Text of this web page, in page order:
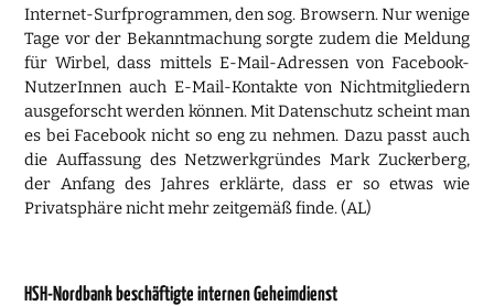
Internet-Surfprogrammen, den sog. Browsern. Nur wenige
Tage vor der Bekanntmachung sorgte zudem die Meldung
für Wirbel, dass mittels E-Mail-Adressen von Facebook-
NutzerInnen auch E-Mail-Kontakte von Nichtmitgliedern
ausgeforscht werden können. Mit Datenschutz scheint man
es bei Facebook nicht so eng zu nehmen. Dazu passt auch
die Auffassung des Netzwerkgründes Mark Zuckerberg,
der Anfang des Jahres erklärte, dass er so etwas wie
Privatsphäre nicht mehr zeitgemäß finde. (AL)
HSH-Nordbank beschäftigte internen Geheimdienst